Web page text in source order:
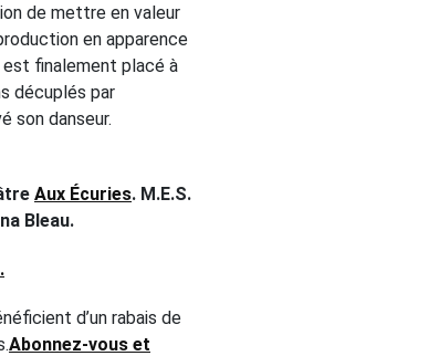
de mettre en valeur
en apparence
finalement placé à
décuplés par
son danseur.
Aux Écuries. M.E.S.
Bleau.
d’un rabais de
Abonnez-vous et